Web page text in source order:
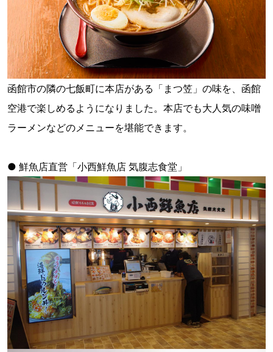
函館市の隣の七飯町に本店がある「まつ笠」の味を、函館
空港で楽しめるようになりました。本店でも大人気の味噌
ラーメンなどのメニューを堪能できます。
● 鮮魚店直営「小西鮮魚店 気腹志食堂」